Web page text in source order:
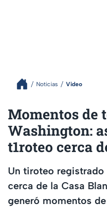
Noticias Video
Momentos de
Washington:
t1roteo cerca
Un tiroteo
cerca de la Casa
generó momentos